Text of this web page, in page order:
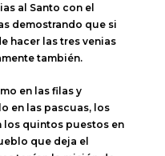
al Santo con el
demostrando que si
hacer las tres venias
también.
en las filas y
en las pascuas, los
los quintos puestos en
que deja el